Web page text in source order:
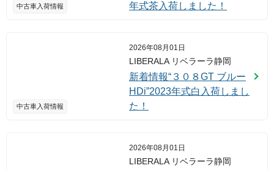
中古車入荷情報
年式茶入荷しました！
中古車入荷情報
2026年08月01日
LIBERALA リベラーラ静岡
新着情報“３０８GT ブルー
HDi”2023年式白入荷しまし
た！
2026年08月01日
LIBERALA リベラーラ静岡